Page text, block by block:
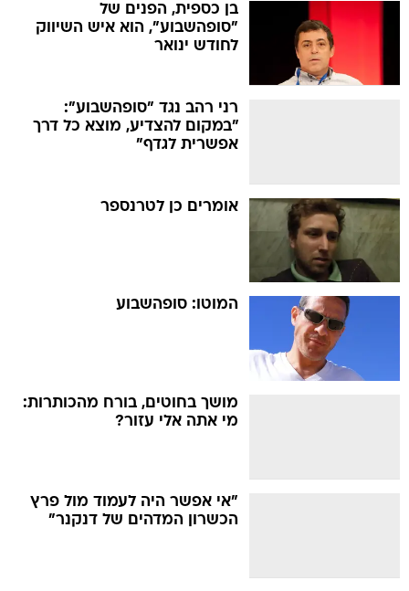
בן כספית, הפנים של
"סופהשבוע", הוא איש השיווק
לחודש ינואר
רני רהב נגד "סופהשבוע":
"במקום להצדיע, מוצא כל דרך
אפשרית לגדף"
אומרים כן לטרנספר
המוטו: סופהשבוע
מושך בחוטים, בורח מהכותרות:
מי אתה אלי עזור?
"אי אפשר היה לעמוד מול פרץ
הכשרון המדהים של דנקנר"